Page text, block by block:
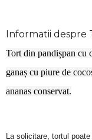
Informatii despre
Tort din pandișpan cu
ganaș cu piure de
ananas conservat.
La solicitare, tortul